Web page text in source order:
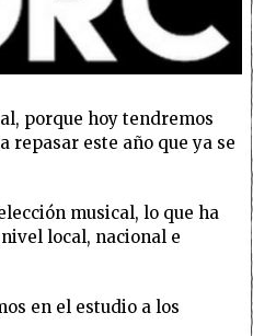
porque hoy tendremos
repasar este año que ya se
musical, lo que ha
local, nacional e
en el estudio a los